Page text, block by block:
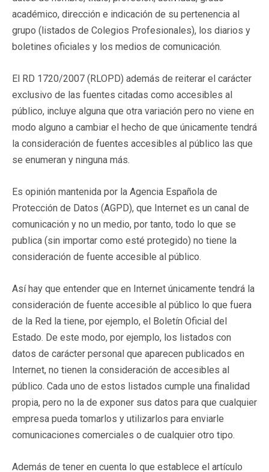
académico, dirección e indicación de su pertenencia al
grupo (listados de Colegios Profesionales), los diarios y
boletines oficiales y los medios de comunicación.
El RD 1720/2007 (RLOPD) además de reiterar el carácter
exclusivo de las fuentes citadas como accesibles al
público, incluye alguna que otra variación pero no viene en
modo alguno a cambiar el hecho de que únicamente tendrá
la consideración de fuentes accesibles al público las que
se enumeran y ninguna más.
Es opinión mantenida por la Agencia Española de
Protección de Datos (AGPD), que Internet es un canal de
comunicación y no un medio, por tanto, todo lo que se
publica (sin importar como esté protegido) no tiene la
consideración de fuente accesible al público.
Así hay que entender que en Internet únicamente tendrá la
consideración de fuente accesible al público lo que fuera
de la Red la tiene, por ejemplo, el Boletín Oficial del
Estado. De este modo, por ejemplo, los listados con
datos de carácter personal que aparecen publicados en
Internet, no tienen la consideración de accesibles al
público. Cada uno de estos listados cumple una finalidad
propia, pero no la de exponer sus datos para que cualquier
empresa pueda tomarlos y utilizarlos para enviarle
comunicaciones comerciales o de cualquier otro tipo.
Además de tener en cuenta lo que establece el artículo